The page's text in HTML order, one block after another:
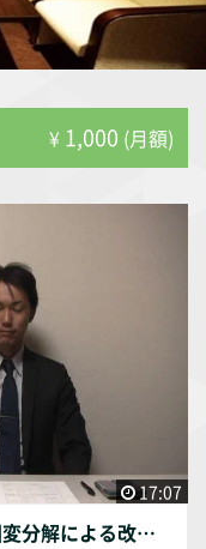
¥ 1,000 (月額)
17:07
Vol.6【基礎の基礎編最終章】：固変分解による改善行動の変化編 決算書を読まずに数字を捉える方法